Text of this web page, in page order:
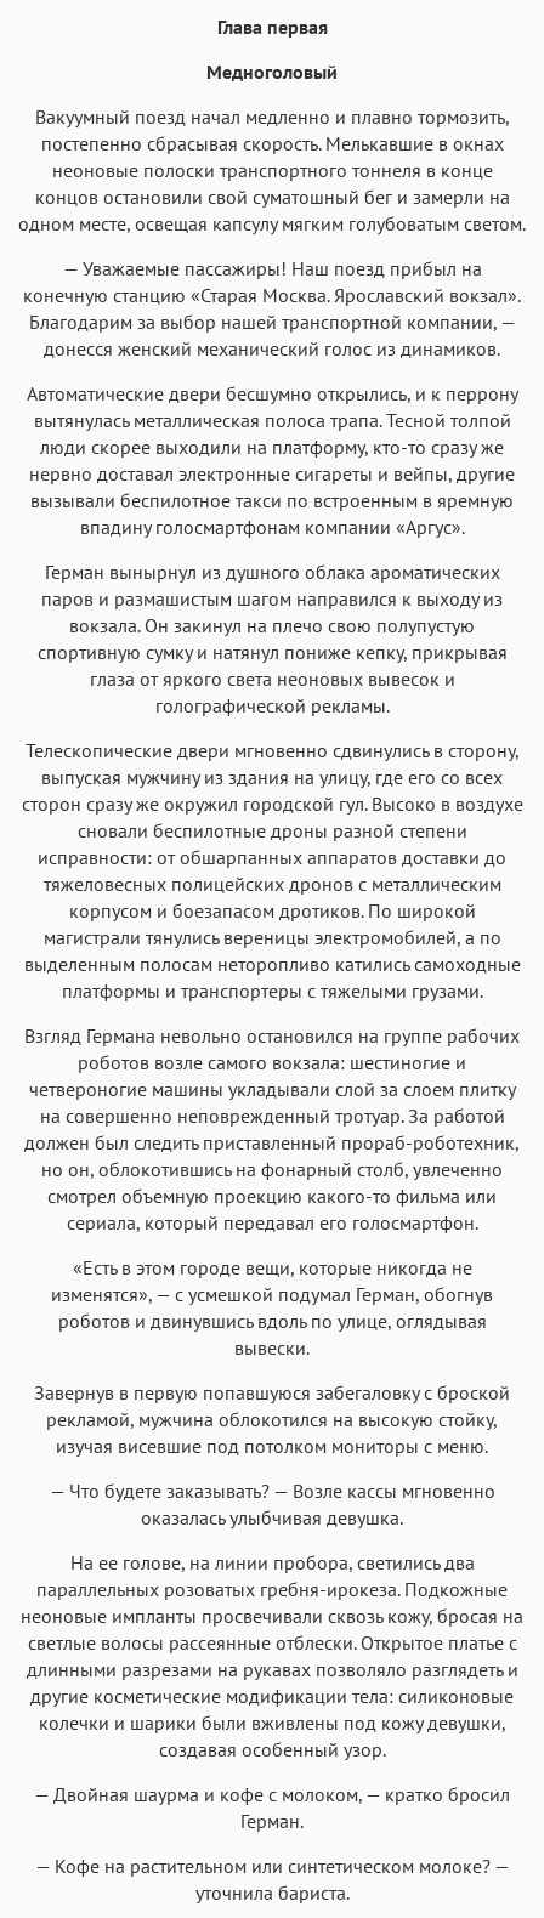
Аа
Garamond Fira Sans
Iowan
Аа
San Francisco Аа
SF Serif New York
Аа
Helvetica Neue
Аа
Arial Аа
Georgia
Аа
Times New Roman
Аа
Courier
Аа
Courier New
Аа
Menlo
Аа
SF Mono
Глава первая
Медноголовый
Вакуумный поезд начал медленно и плавно тормозить,
постепенно сбрасывая скорость. Мелькавшие в окнах
неоновые полоски транспортного тоннеля в конце
концов остановили свой суматошный бег и замерли на
одном месте, освещая капсулу мягким голубоватым светом.
— Уважаемые пассажиры! Наш поезд прибыл на
конечную станцию «Старая Москва. Ярославский вокзал».
Благодарим за выбор нашей транспортной компании, —
донесся женский механический голос из динамиков.
Автоматические двери бесшумно открылись, и к перрону
вытянулась металлическая полоса трапа. Тесной толпой
люди скорее выходили на платформу, кто-то сразу же
нервно доставал электронные сигареты и вейпы, другие
вызывали беспилотное такси по встроенным в яремную
впадину голосмартфонам компании «Аргус».
Герман вынырнул из душного облака ароматических
паров и размашистым шагом направился к выходу из
вокзала. Он закинул на плечо свою полупустую
спортивную сумку и натянул пониже кепку, прикрывая
глаза от яркого света неоновых вывесок и
голографической рекламы.
Телескопические двери мгновенно сдвинулись в сторону,
выпуская мужчину из здания на улицу, где его со всех
сторон сразу же окружил городской гул. Высоко в воздухе
сновали беспилотные дроны разной степени
исправности: от обшарпанных аппаратов доставки до
тяжеловесных полицейских дронов с металлическим
корпусом и боезапасом дротиков. По широкой
магистрали тянулись вереницы электромобилей, а по
выделенным полосам неторопливо катились самоходные
платформы и транспортеры с тяжелыми грузами.
Взгляд Германа невольно остановился на группе рабочих
роботов возле самого вокзала: шестиногие и
четвероногие машины укладывали слой за слоем плитку
на совершенно неповрежденный тротуар. За работой
должен был следить приставленный прораб-роботехник,
но он, облокотившись на фонарный столб, увлеченно
смотрел объемную проекцию какого-то фильма или
сериала, который передавал его голосмартфон.
«Есть в этом городе вещи, которые никогда не
изменятся», — с усмешкой подумал Герман, обогнув
роботов и двинувшись вдоль по улице, оглядывая
вывески.
Завернув в первую попавшуюся забегаловку с броской
рекламой, мужчина облокотился на высокую стойку,
изучая висевшие под потолком мониторы с меню.
— Что будете заказывать? — Возле кассы мгновенно
оказалась улыбчивая девушка.
На ее голове, на линии пробора, светились два
параллельных розоватых гребня-ирокеза. Подкожные
неоновые импланты просвечивали сквозь кожу, бросая на
светлые волосы рассеянные отблески. Открытое платье с
длинными разрезами на рукавах позволяло разглядеть и
другие косметические модификации тела: силиконовые
колечки и шарики были вживлены под кожу девушки,
создавая особенный узор.
— Двойная шаурма и кофе с молоком, — кратко бросил
Герман.
— Кофе на растительном или синтетическом молоке? —
уточнила бариста.